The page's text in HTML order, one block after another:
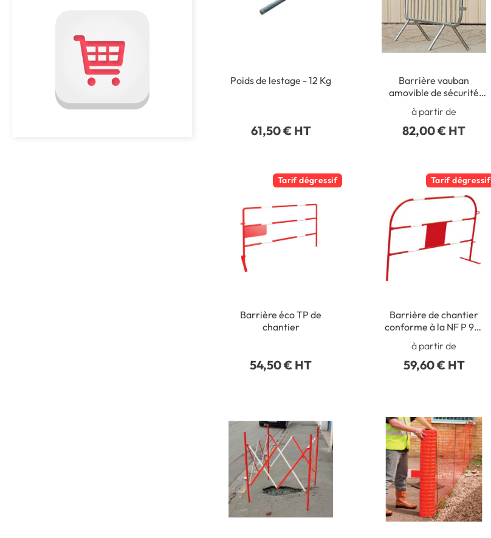
Poids de lestage - 12 Kg
61,50 € HT
Barrière vauban
amovible de sécurité
type police
à partir de
82,00 € HT
Tarif dégressif
Barrière éco TP de
chantier
54,50 € HT
Tarif dégressif
Barrière de chantier
conforme à la NF P 98-
à partir de
59,60 € HT